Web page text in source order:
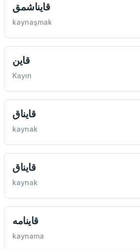
قايناشمق
kaynaşmak
قاين
Kayın
قايناق
kaynak
قايناق
kaynak
قاينامه
kaynama